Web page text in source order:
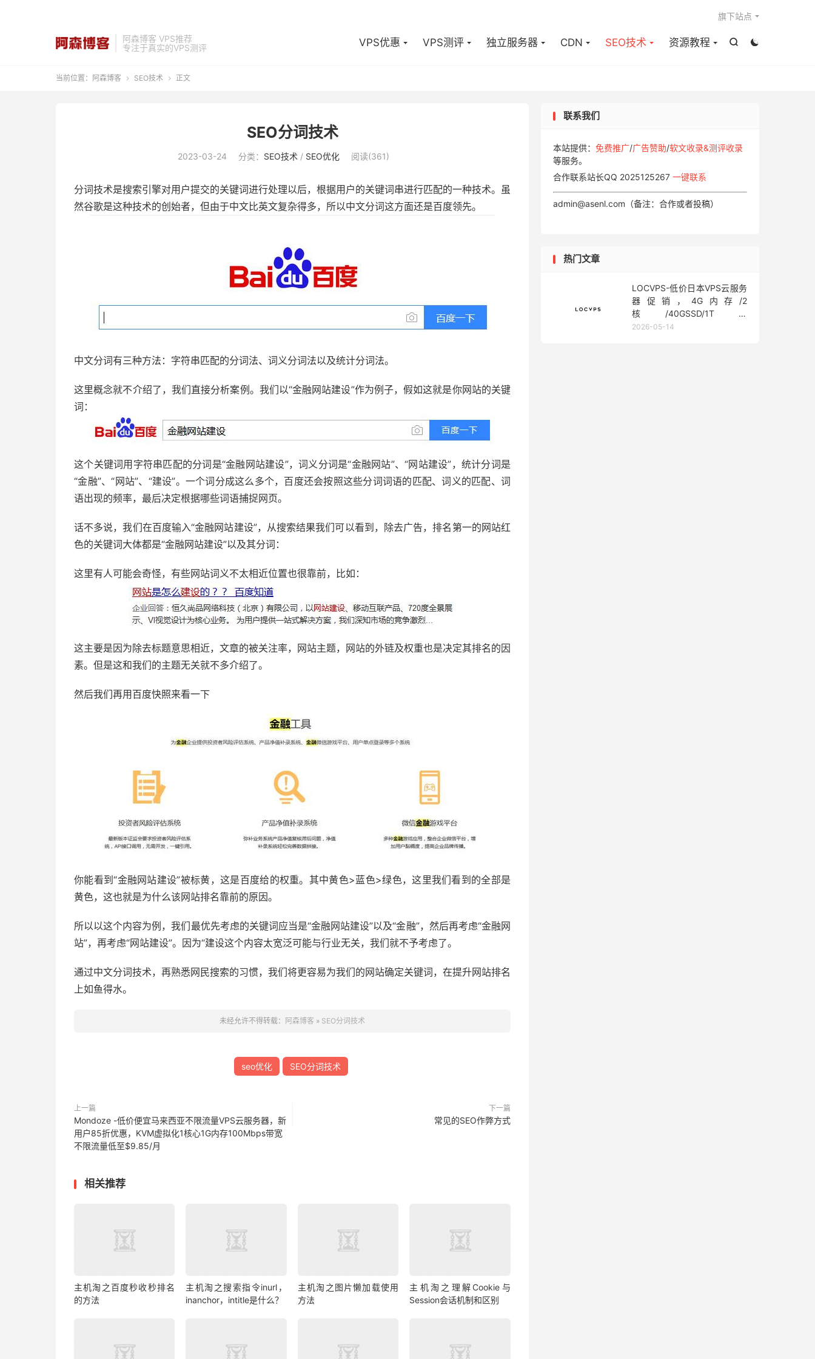
阿森博客 VPS推荐
专注于真实的VPS测评


VPS优惠 VPS测评 独立服务器 CDN SEO技术 资源教程
旗下站点
当前位置： 阿森博客  SEO技术  正文
SEO分词技术
2023-03-24 分类： SEO技术 / SEO优化 阅读(361)
分词技术是搜索引擎对用户提交的关键词进行处理以后，根据用户的关键词串进行匹配的一种技术。虽
然谷歌是这种技术的创始者，但由于中文比英文复杂得多，所以中文分词这方面还是百度领先。
中文分词有三种方法：字符串匹配的分词法、词义分词法以及统计分词法。
这里概念就不介绍了，我们直接分析案例。我们以“金融网站建设”作为例子，假如这就是你网站的关键
词：
这个关键词用字符串匹配的分词是“金融网站建设”，词义分词是“金融网站”、“网站建设”，统计分词是
“金融”、“网站”、“建设”。一个词分成这么多个，百度还会按照这些分词词语的匹配、词义的匹配、词
语出现的频率，最后决定根据哪些词语捕捉网页。
话不多说，我们在百度输入“金融网站建设”，从搜索结果我们可以看到，除去广告，排名第一的网站红
色的关键词大体都是“金融网站建设”以及其分词：
这里有人可能会奇怪，有些网站词义不太相近位置也很靠前，比如：
这主要是因为除去标题意思相近，文章的被关注率，网站主题，网站的外链及权重也是决定其排名的因
素。但是这和我们的主题无关就不多介绍了。
然后我们再用百度快照来看一下
你能看到“金融网站建设”被标黄，这是百度给的权重。其中黄色>蓝色>绿色，这里我们看到的全部是
黄色，这也就是为什么该网站排名靠前的原因。
所以以这个内容为例，我们最优先考虑的关键词应当是“金融网站建设”以及“金融”，然后再考虑“金融网
站”，再考虑“网站建设”。因为“建设这个内容太宽泛可能与行业无关，我们就不予考虑了。
通过中文分词技术，再熟悉网民搜索的习惯，我们将更容易为我们的网站确定关键词，在提升网站排名
上如鱼得水。
未经允许不得转载： 阿森博客 » SEO分词技术
seo优化 SEO分词技术
上一篇
Mondoze -低价便宜马来西亚不限流量VPS云服务器，新
用户85折优惠，KVM虚拟化1核心1G内存100Mbps带宽
不限流量低至$9.85/月
下一篇
常见的SEO作弊方式
相关推荐
主机淘之百度秒收秒排名
的方法
主机淘之搜索指令inurl，
inanchor，intitle是什么？
主机淘之图片懒加载使用
方法
主机淘之理解Cookie与
Session会话机制和区别
联系我们
本站提供： 免费推广/广告赞助/软文收录&测评收录
等服务。
合作联系站长QQ 2025125267 一键联系
admin@asenl.com（备注：合作或者投稿）
热门文章
LOCVPS-低价日本VPS云服务
器促销，4G内存/2
核/40GSSD/1T流
量/450Mbps带宽，低至36元/
2026-05-14